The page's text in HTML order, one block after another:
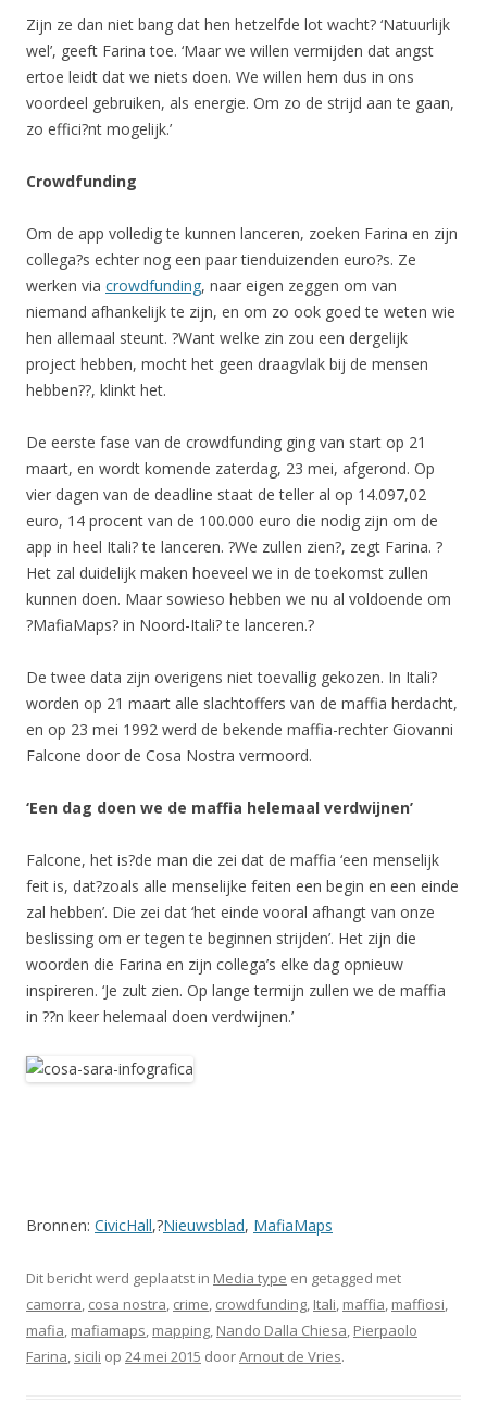
Zijn ze dan niet bang dat hen hetzelfde lot wacht? ‘Natuurlijk
wel’, geeft Farina toe. ‘Maar we willen vermijden dat angst
ertoe leidt dat we niets doen. We willen hem dus in ons
voordeel gebruiken, als energie. Om zo de strijd aan te gaan,
zo effici?nt mogelijk.’
Crowdfunding
Om de app volledig te kunnen lanceren, zoeken Farina en zijn
collega?s echter nog een paar tienduizenden euro?s. Ze
werken via crowdfunding, naar eigen zeggen om van
niemand afhankelijk te zijn, en om zo ook goed te weten wie
hen allemaal steunt. ?Want welke zin zou een dergelijk
project hebben, mocht het geen draagvlak bij de mensen
hebben??, klinkt het.
De eerste fase van de crowdfunding ging van start op 21
maart, en wordt komende zaterdag, 23 mei, afgerond. Op
vier dagen van de deadline staat de teller al op 14.097,02
euro, 14 procent van de 100.000 euro die nodig zijn om de
app in heel Itali? te lanceren. ?We zullen zien?, zegt Farina. ?
Het zal duidelijk maken hoeveel we in de toekomst zullen
kunnen doen. Maar sowieso hebben we nu al voldoende om
?MafiaMaps? in Noord-Itali? te lanceren.?
De twee data zijn overigens niet toevallig gekozen. In Itali?
worden op 21 maart alle slachtoffers van de maffia herdacht,
en op 23 mei 1992 werd de bekende maffia-rechter Giovanni
Falcone door de Cosa Nostra vermoord.
‘Een dag doen we de maffia helemaal verdwijnen’
Falcone, het is?de man die zei dat de maffia ‘een menselijk
feit is, dat?zoals alle menselijke feiten een begin en een einde
zal hebben’. Die zei dat ‘het einde vooral afhangt van onze
beslissing om er tegen te beginnen strijden’. Het zijn die
woorden die Farina en zijn collega’s elke dag opnieuw
inspireren. ‘Je zult zien. Op lange termijn zullen we de maffia
in ??n keer helemaal doen verdwijnen.’
Bronnen: CivicHall,?Nieuwsblad, MafiaMaps
Dit bericht werd geplaatst in Media type en getagged met
camorra, cosa nostra, crime, crowdfunding, Itali, maffia, maffiosi,
mafia, mafiamaps, mapping, Nando Dalla Chiesa, Pierpaolo
Farina, sicili op 24 mei 2015 doorArnout de Vries.